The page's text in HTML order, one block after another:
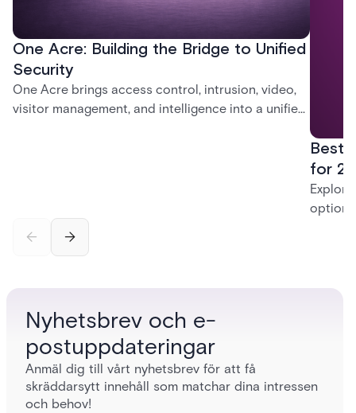
One Acre: Building the Bridge to Unified
Security
One Acre brings access control, intrusion, video,
visitor management, and intelligence into a unified
Best
for
Nyhetsbrev och e-
postuppdateringar
Anmäl dig till vårt nyhetsbrev för att få
skräddarsytt innehåll som matchar dina intressen
och behov!